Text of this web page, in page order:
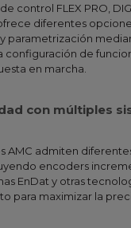
control FLEX PRO,
diferentes
parametrización
configuración de
en marcha.
con múltiples
AMC admiten
encoders
EnDat y otras
para maximizar la